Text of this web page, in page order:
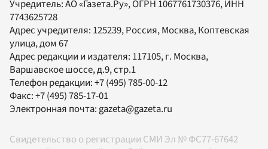
Учредитель:АО «Газета.Ру», ОГРН 1067761730376, ИНН
7743625728
Адрес учредителя: 125239, Россия, Москва, Коптевская
улица, дом 67
Адрес редакции и издателя: 117105, г. Москва,
Варшавское шоссе, д.9, стр.1
Телефон редакции:+7 (495) 785-00-12
Факс:+7 (495) 785-17-01
Электронная почта: gazeta@gazeta.ru
Свидетельство о регистрации СМИ Эл № ФС77-67642